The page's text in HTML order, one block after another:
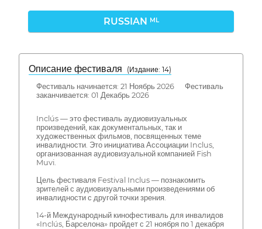
RUSSIAN ML
Описание фестиваля
( Издание: 14)
Фестиваль начинается: 21 Ноябрь 2026 Фестиваль
заканчивается: 01 Декабрь 2026
Inclús — это фестиваль аудиовизуальных
произведений, как документальных, так и
художественных фильмов, посвященных теме
инвалидности. Это инициатива Ассоциации Inclus,
организованная аудиовизуальной компанией Fish
Muvi.
Цель фестиваля Festival Inclus — познакомить
зрителей с аудиовизуальными произведениями об
инвалидности с другой точки зрения.
14-й Международный кинофестиваль для инвалидов
«Inclús, Барселона» пройдет с 21 ноября по 1 декабря